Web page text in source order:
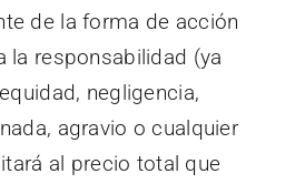
de la forma de acción
la responsabilidad (ya
negligencia,
agravio o cualquier
al precio total que